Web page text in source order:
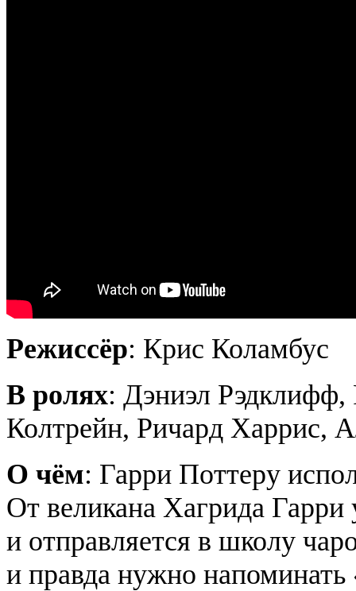
Режиссёр: Крис Коламбус
В ролях: Дэниэл
Колтрейн, Ричард Харрис,
О чём: Гарри Поттеру
От великана Хагрида Гарри
и отправляется в школу
и правда нужно напоминать